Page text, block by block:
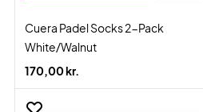
Cuera Padel Socks 2-Pack
White/Walnut
170,00 kr.